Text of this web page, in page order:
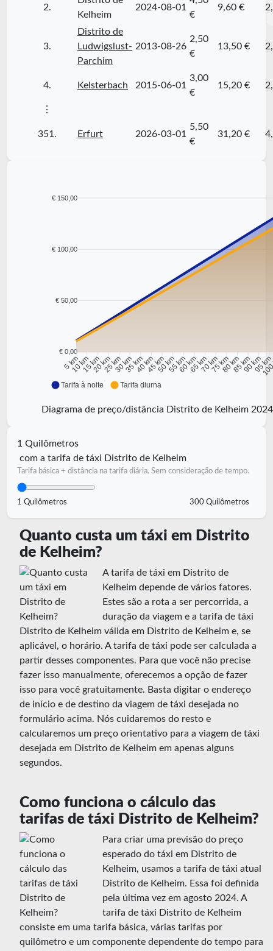
2.
Kelheim
2024-08-01
€
9,60 €
3.
Distrito de
Ludwigslust-
Parchim
2013-08-26
2,50
€
13,50 €
4. Kelsterbach 2015-06-01
3,00
€
15,20 €
⋮
351. Erfurt 2026-03-01
5,50
€
31,20 €
€ 150,00
€ 100,00
€ 50,00
€ 0,00
5 km
10 km15 km20 km25 km30 km35 km40 km45 km50 km55 km60 km65 km70 km75 km80 km85 km90 km95 km
Tarifa à noite Tarifa diurna
Diagrama de preço/distância Distrito de Kelheim 2024
1 Quilômetros
com a tarifa de táxi Distrito de Kelheim
Tarifa básica + distância na tarifa diária. Sem consideração de tempo.
1 Quilômetros 300 Quilômetros
Quanto custa um táxi em Distrito
de Kelheim?
A tarifa de táxi em Distrito de
Kelheim depende de vários fatores.
Estes são a rota a ser percorrida, a
duração da viagem e a tarifa de táxi
Distrito de Kelheim válida em Distrito de Kelheim e, se
aplicável, o horário. A tarifa de táxi pode ser calculada a
partir desses componentes. Para que você não precise
fazer isso manualmente, oferecemos a opção de fazer
isso para você gratuitamente. Basta digitar o endereço
de início e de destino da viagem de táxi desejada no
formulário acima. Nós cuidaremos do resto e
calcularemos um preço orientativo para a viagem de táxi
desejada em Distrito de Kelheim em apenas alguns
segundos.
Como funciona o cálculo das
tarifas de táxi Distrito de Kelheim?
Para criar uma previsão do preço
esperado do táxi em Distrito de
Kelheim, usamos a tarifa de táxi atual
Distrito de Kelheim. Essa foi definida
pela última vez em agosto 2024. A
tarifa de táxi Distrito de Kelheim
consiste em uma tarifa básica, várias tarifas por
quilômetro e um componente dependente do tempo para